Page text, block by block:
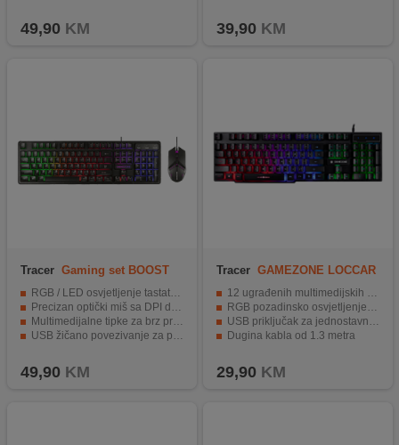
49,90 KM 39,90 KM
Tracer Gaming set BOOST
RGB / LED osvjetljenje tastature i miša
Precizan optički miš sa DPI do 1600
Multimedijalne tipke za brz pristup kontrolama
USB žičano povezivanje za pouzdanu vezu
49,90 KM
Tracer GAMEZONE LOCCAR
12 ugrađenih multimedijskih tipki
RGB pozadinsko osvjetljenje u 3 zone
USB priključak za jednostavno povezivanje
Dugina kabla od 1.3 metra
29,90 KM